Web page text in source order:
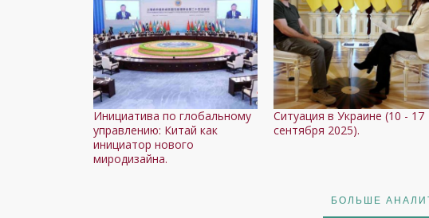
Инициатива по глобальному
управлению: Китай как
инициатор нового
миродизайна.
Ситуация в Украине (10 - 17
сентября 2025).
БОЛЬШЕ